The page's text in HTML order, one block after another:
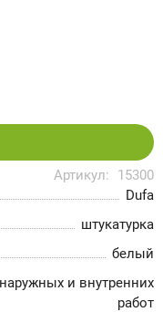
Артикул:
15300
Dufa
штукатурка
белый
и внутренних
работ